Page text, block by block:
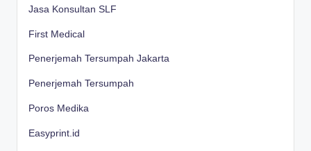
Jasa Konsultan SLF
First Medical
Penerjemah Tersumpah Jakarta
Penerjemah Tersumpah
Poros Medika
Easyprint.id